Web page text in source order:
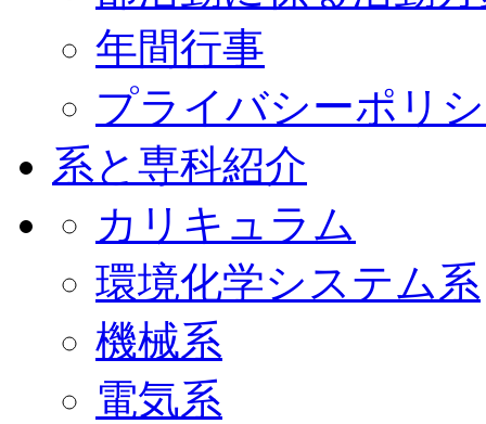
年間行事
プライバシーポリ
系と専科紹介
カリキュラム
環境化学システム系
機械系
電気系